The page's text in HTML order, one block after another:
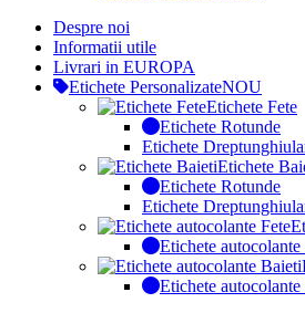
Despre noi
Informatii utile
Livrari in EUROPA
Etichete PersonalizateNOU
Etichete Fete
Etichete Rotunde
Etichete
Etichete
Etichete Rotunde
Etichete
Etichete
Etichete